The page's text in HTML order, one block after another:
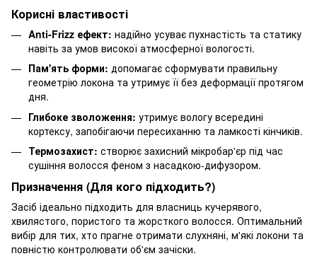
Корисні властивості
Anti-Frizz ефект: надійно усуває пухнастість та статику
навіть за умов високої атмосферної вологості.
Пам'ять форми: допомагає сформувати правильну
геометрію локона та утримує її без деформації протягом
дня.
Глибоке зволоження: утримує вологу всередині
кортексу, запобігаючи пересиханню та ламкості кінчиків.
Термозахист: створює захисний мікробар'єр під час
сушіння волосся феном з насадкою-дифузором.
Призначення (Для кого підходить?)
Засіб ідеально підходить для власниць кучерявого,
хвилястого, пористого та жорсткого волосся. Оптимальний
вибір для тих, хто прагне отримати слухняні, м'які локони та
повністю контролювати об'єм зачіски.